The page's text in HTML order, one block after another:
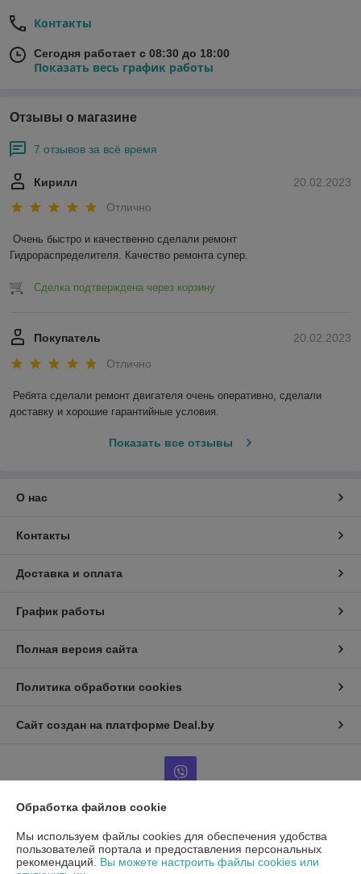
Контакты
Сегодня работает с 08:30 до 18:00
Показать весь график работы
Отзывы о магазине
7 отзывов за всё время
20.02.2023
Кирилл
Отлично
Очень быстро и качественно сделали ремонт
Гидрораспределителя. Качество ремонта супер.
Сделка подтверждена через корзину
20.02.2023
Покупатель
Отлично
Ребята сделали ремонт двигателя очень оперативно, сделали
доставку и хорошие гарантийные условия.
Показать все отзывы
О нас
Контакты
Доставка и оплата
График работы
Полная версия сайта
Политика обработки cookies
Сайт создан на платформе Deal.by
Информация для покупателя
Юридическое лицо: ООО"ДетальРемСервис"
220141 г. Минск, ул. Франциска Скорины 54А, офис 401
Обработка файлов cookie
Мы используем файлы cookies для обеспечения удобства
пользователей портала и предоставления персональных
рекомендаций. Вы можете настроить файлы cookies или